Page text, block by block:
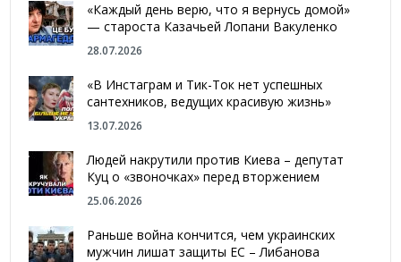
«Каждый день верю, что я вернусь домой»
— староста Казачьей Лопани Вакуленко
28.07.2026
«В Инстаграм и Тик-Ток нет успешных
сантехников, ведущих красивую жизнь»
13.07.2026
Людей накрутили против Киева – депутат
Куц о «звоночках» перед вторжением
25.06.2026
Раньше война кончится, чем украинских
мужчин лишат защиты ЕС – Либанова